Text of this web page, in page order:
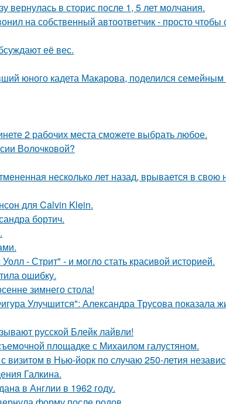
вернулась в сторис после 1, 5 лет молчания.
на собственный автоответчик - просто чтобы
её вес.
юного кадета Макарова, поделился семейным
2 рабочих места сможете выбрать любое.
Волочковой?
несколько лет назад, врывается в
для Calvin Klein.
бортич.
- Стрит" - и могло стать красивой историей.
ошибку.
зимнего стола!
Улучшится": Александра Трусова показала
русской Блейк лайвли!
площадке с Михаилом галустяном.
визитом в Нью-йорк по случаю 250-летия
Галкина.
в Англии в 1962 году.